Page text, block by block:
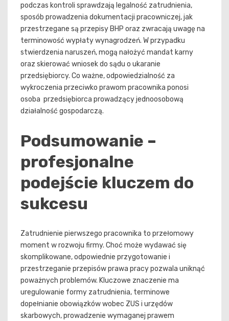
podczas kontroli sprawdzają legalność zatrudnienia,
sposób prowadzenia dokumentacji pracowniczej, jak
przestrzegane są przepisy BHP oraz zwracają uwagę na
terminowość wypłaty wynagrodzeń. W przypadku
stwierdzenia naruszeń, mogą nałożyć mandat karny
oraz skierować wniosek do sądu o ukaranie
przedsiębiorcy. Co ważne, odpowiedzialność za
wykroczenia przeciwko prawom pracownika ponosi
osoba przedsiębiorca prowadzący jednoosobową
działalność gospodarczą.
Podsumowanie –
profesjonalne
podejście kluczem do
sukcesu
Zatrudnienie pierwszego pracownika to przełomowy
moment w rozwoju firmy. Choć może wydawać się
skomplikowane, odpowiednie przygotowanie i
przestrzeganie przepisów prawa pracy pozwala uniknąć
poważnych problemów. Kluczowe znaczenie ma
uregulowanie formy zatrudnienia, terminowe
dopełnianie obowiązków wobec ZUS i urzędów
skarbowych, prowadzenie wymaganej prawem